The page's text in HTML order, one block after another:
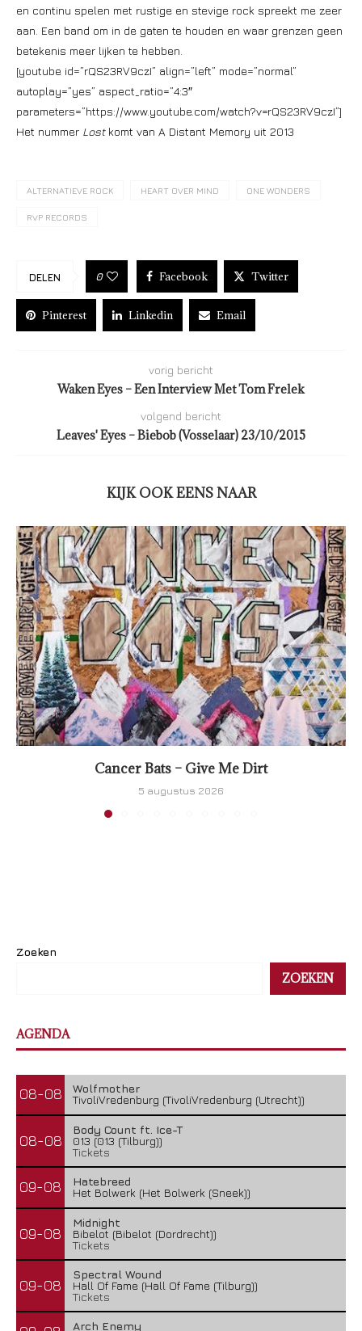
en continu spelen met rustige en stevige rock spreekt me zeer
aan. Een band om in de gaten te houden en waar grenzen geen
betekenis meer lijken te hebben.
[youtube id=”rQS23RV9czI” align=”left” mode=”normal”
autoplay=”yes” aspect_ratio=”4:3″
parameters=”https://www.youtube.com/watch?v=rQS23RV9czI”]
Het nummer Lostkomt van A Distant Memory uit 2013
ALTERNATIEVE ROCK HEART OVER MIND ONE WONDERS
RVP RECORDS
DELEN 0 Facebook Twitter
Pinterest Linkedin Email
vorig bericht
Waken Eyes – Een Interview Met Tom Frelek
volgend bericht
Leaves' Eyes – Biebob (Vosselaar) 23/10/2015
KIJK OOK EENS NAAR
Cancer Bats – Give Me Dirt
5 augustus 2026
Zoeken
ZOEKEN
AGENDA
08-08
Wolfmother
TivoliVredenburg (TivoliVredenburg (Utrecht))
08-08
Body Count ft. Ice-T
013 (013 (Tilburg))
Tickets
09-08
Hatebreed
Het Bolwerk (Het Bolwerk (Sneek))
09-08
Midnight
Bibelot (Bibelot (Dordrecht))
Tickets
09-08
Spectral Wound
Hall Of Fame (Hall Of Fame (Tilburg))
Tickets
Arch Enemy